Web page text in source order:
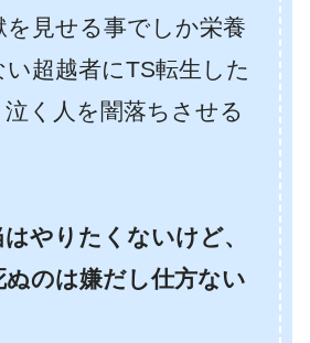
を見せる事でしか栄養
超越者にTS転生した
く人を闇落ちさせる
やりたくないけど、
ぬのは嫌だし仕方ない